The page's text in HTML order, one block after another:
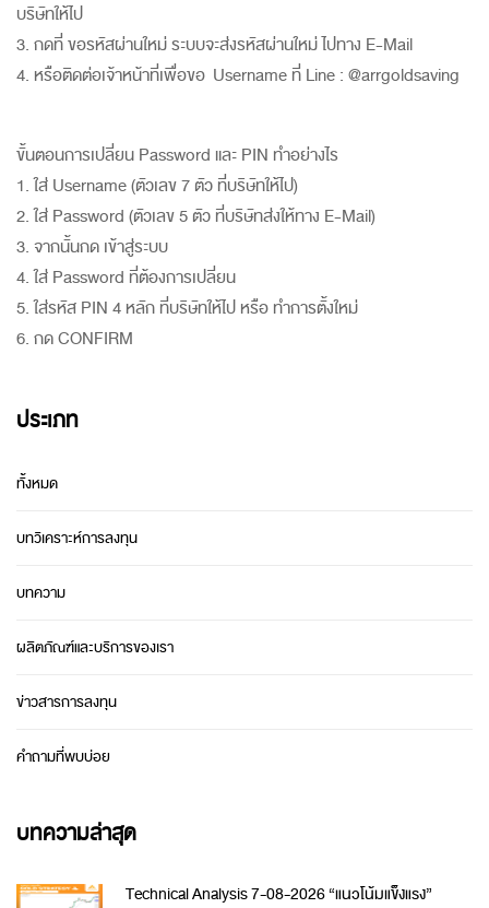
บริษัทให้ไป
3. กดที่ ขอรหัสผ่านใหม่ ระบบจะส่งรหัสผ่านใหม่ ไปทาง E-Mail
4. หรือติดต่อเจ้าหน้าที่เพื่อขอ Username ที่ Line : @arrgoldsaving
ขั้นตอนการเปลี่ยน Password และ PIN ทำอย่างไร
1. ใส่ Username (ตัวเลข 7 ตัว ที่บริษัทให้ไป)
2. ใส่ Password (ตัวเลข 5 ตัว ที่บริษัทส่งให้ทาง E-Mail)
3. จากนั้นกด เข้าสู่ระบบ
4. ใส่ Password ที่ต้องการเปลี่ยน
5. ใส่รหัส PIN 4 หลัก ที่บริษัทให้ไป หรือ ทำการตั้งใหม่
6. กด CONFIRM
ประเภท
ทั้งหมด
บทวิเคราะห์การลงทุน
บทความ
ผลิตภัณฑ์และบริการของเรา
ข่าวสารการลงทุน
คำถามที่พบบ่อย
บทความล่าสุด
Technical Analysis 7-08-2026 “แนวโน้มแข็งแรง”